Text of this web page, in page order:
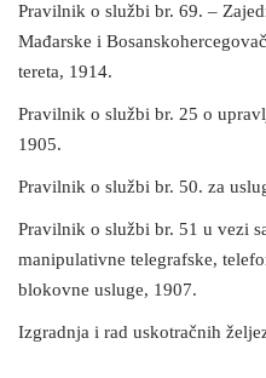
Pravilnik o službi br. 69. –
Mađarske i
tereta, 1914.
Pravilnik o službi br. 25 o
1905.
Pravilnik o službi br. 50. za
Pravilnik o službi br. 51 u vezi
manipulativne telegrafske,
blokovne usluge, 1907.
Izgradnja i rad uskotračnih